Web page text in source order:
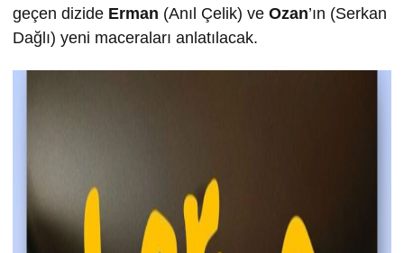
geçen dizide Erman (Anıl Çelik) ve Ozan’ın (Serkan
Dağlı) yeni maceraları anlatılacak.